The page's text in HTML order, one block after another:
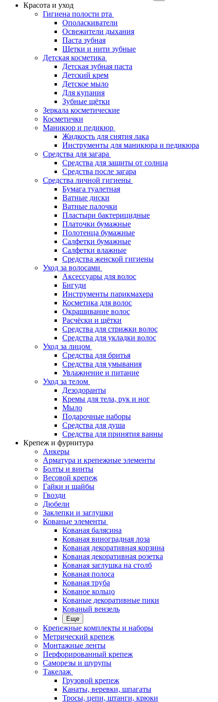
Красота и уход
Гигиена полости рта
Ополаскиватели
Освежители дыхания
Паста зубная
Щетки и нити зубные
Детская косметика
Детская зубная паста
Детский крем
Детское мыло
Для купания
Зубные щётки
Зеркала косметические
Косметички
Маникюр и педикюр
Жидкость для снятия лака
Инструменты для маникюра и педикюра
Средства для загара
Средства для защиты от солнца
Средства после загара
Средства личной гигиены
Бумага туалетная
Ватные диски
Ватные палочки
Пластыри бактерицидные
Платочки бумажные
Полотенца бумажные
Салфетки бумажные
Салфетки влажные
Средства женской гигиены
Уход за волосами
Аксессуары для волос
Бигуди
Инструменты парикмахера
Косметика для волос
Окрашивание волос
Расчёски и щётки
Средства для стрижки волос
Средства для укладки волос
Уход за лицом
Средства для бритья
Средства для умывания
Увлажнение и питание
Уход за телом
Дезодоранты
Кремы для тела, рук и ног
Мыло
Подарочные наборы
Средства для душа
Средства для принятия ванны
Крепеж и фурнитура
Анкеры
Арматура и крепежные элементы
Болты и винты
Весовой крепеж
Гайки и шайбы
Гвозди
Дюбели
Заклепки и заглушки
Кованые элементы
Кованая балясина
Кованая виноградная лоза
Кованая декоративная корзина
Кованая декоративная розетка
Кованая заглушка на столб
Кованая полоса
Кованая труба
Кованое кольцо
Кованые декоративные пики
Кованый вензель
Еще
Крепежные комплекты и наборы
Метрический крепеж
Монтажные ленты
Перфорированный крепеж
Саморезы и шурупы
Такелаж
Грузовой крепеж
Канаты, веревки, шпагаты
Тросы, цепи, штанги, крюки